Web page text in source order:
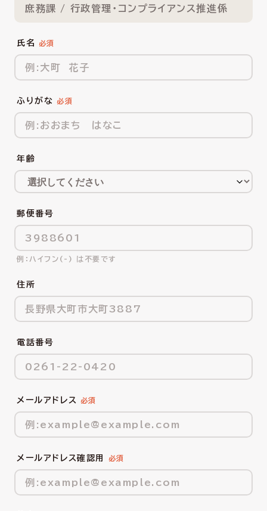
庶務課 / 行政管理・コンプライアンス推進係
氏名
ふりがな
年齢
郵便番号
ハイフン(-) は不要です
住所
電話番号
メールアドレス
メールアドレス確認用